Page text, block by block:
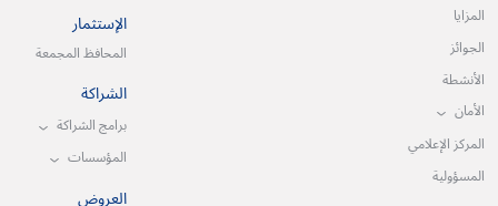
المزايا
الجوائز
الأنشطة
الأمان
المركز الإعلامي
المسؤولية
الإستثمار
المحافظ المجمعة
الشراكة
برامج الشراكة
المؤسسات
العروض